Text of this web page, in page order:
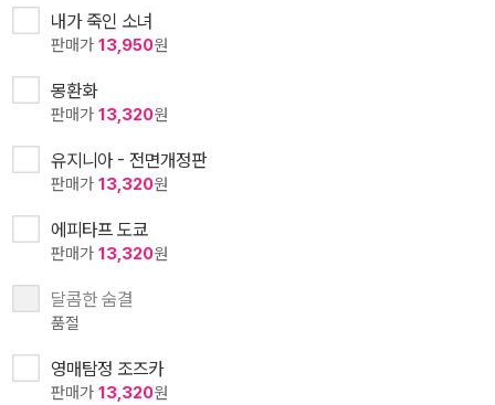
내가 죽인 소녀
판매가 13,950원
몽환화
판매가 13,320원
유지니아 - 전면개정판
판매가 13,320원
에피타프 도쿄
판매가 13,320원
달콤한 숨결
품절
영매탐정 조즈카
판매가 13,320원